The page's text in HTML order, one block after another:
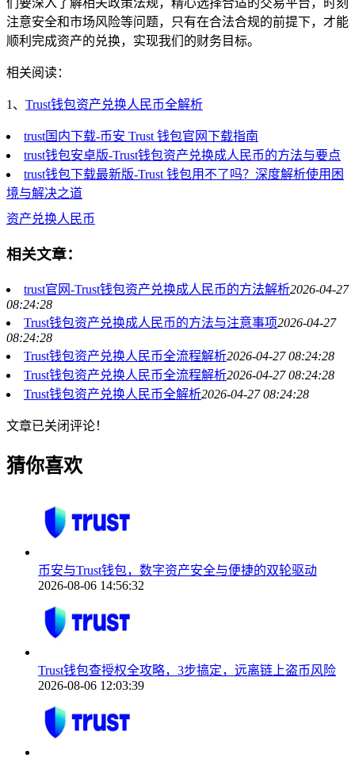
们要深入了解相关政策法规，精心选择合适的交易平台，时刻
注意安全和市场风险等问题，只有在合法合规的前提下，才能
顺利完成资产的兑换，实现我们的财务目标。
相关阅读：
1、 Trust钱包资产兑换人民币全解析
trust国内下载-币安 Trust 钱包官网下载指南
trust钱包安卓版-Trust钱包资产兑换成人民币的方法与要点
trust钱包下载最新版-Trust 钱包用不了吗？深度解析使用困
境与解决之道
资产兑换人民币
相关文章：
trust官网-Trust钱包资产兑换成人民币的方法解析2026-04-27
08:24:28
Trust钱包资产兑换成人民币的方法与注意事项2026-04-27
08:24:28
Trust钱包资产兑换人民币全流程解析2026-04-27 08:24:28
Trust钱包资产兑换人民币全流程解析2026-04-27 08:24:28
Trust钱包资产兑换人民币全解析2026-04-27 08:24:28
文章已关闭评论！
猜你喜欢
币安与Trust钱包，数字资产安全与便捷的双轮驱动
2026-08-06 14:56:32
Trust钱包查授权全攻略，3步搞定，远离链上盗币风险
2026-08-06 12:03:39